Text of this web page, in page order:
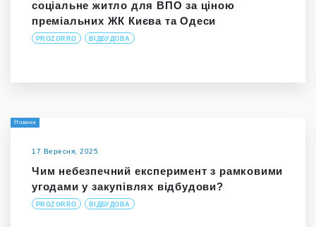
соціальне житло для ВПО за ціною
преміальних ЖК Києва та Одеси
PROZORRO ВІДБУДОВА
Новини
17 Вересня, 2025
Чим небезпечний експеримент з рамковими
угодами у закупівлях відбудови?
PROZORRO ВІДБУДОВА